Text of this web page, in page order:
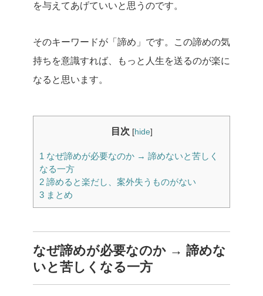
を与えてあげていいと思うのです。
そのキーワードが「諦め」です。この諦めの気
持ちを意識すれば、もっと人生を送るのが楽に
なると思います。
目次 [hide]
1 なぜ諦めが必要なのか → 諦めないと苦しく
なる一方
2 諦めると楽だし、案外失うものがない
3 まとめ
なぜ諦めが必要なのか → 諦めな
いと苦しくなる一方